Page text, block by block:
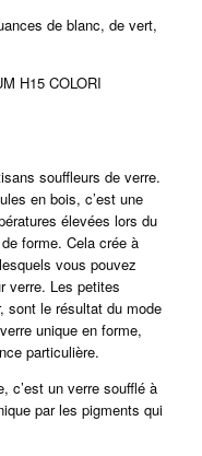
de blanc, de vert,
H15 COLORI
souffleurs de verre.
en bois, c’est une
élevées lors du
forme. Cela crée à
vous pouvez
verre. Les petites
sont le résultat du mode
unique en forme,
particulière.
c’est un verre soufflé à
par les pigments qui